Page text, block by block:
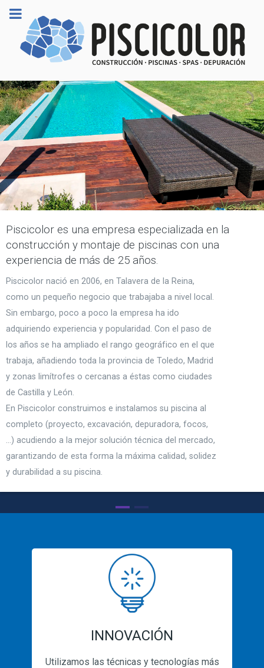
Piscicolor es una empresa especializada en la
construcción y montaje de piscinas con una
experiencia de más de 25 años.
Piscicolor nació en 2006, en Talavera de la Reina,
como un pequeño negocio que trabajaba a nivel local.
Sin embargo, poco a poco la empresa ha ido
adquiriendo experiencia y popularidad. Con el paso de
los años se ha ampliado el rango geográfico en el que
trabaja, añadiendo toda la provincia de Toledo, Madrid
y zonas limítrofes o cercanas a éstas como ciudades
de Castilla y León.
En Piscicolor construimos e instalamos su piscina al
completo (proyecto, excavación, depuradora, focos,
…) acudiendo a la mejor solución técnica del mercado,
garantizando de esta forma la máxima calidad, solidez
y durabilidad a su piscina.
INNOVACIÓN
Utilizamos las técnicas y tecnologías más